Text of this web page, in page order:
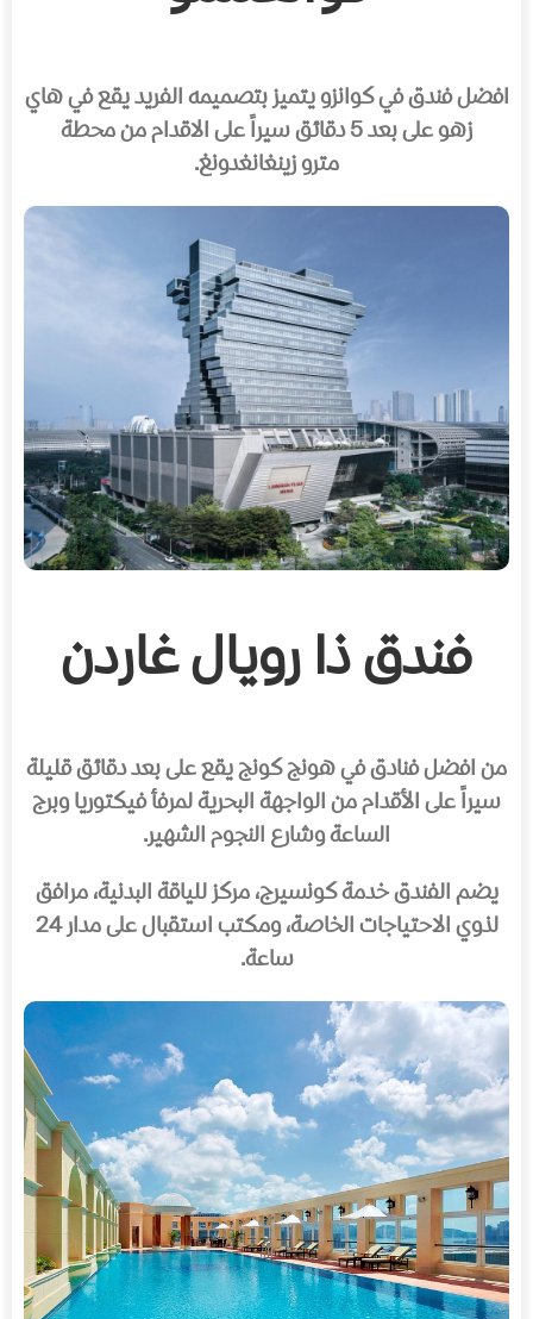
افضل فندق في كوانزو يتميز بتصميمه الفريد يقع في هاي
زهو على بعد 5 دقائق سيراً على الاقدام من محطة
مترو زينغانغدونغ.
فندق ذا رويال غاردن
من افضل فنادق في هونج كونج يقع على بعد دقائق قليلة
سيراً على الأقدام من الواجهة البحرية لمرفأ فيكتوريا وبرج
الساعة وشارع النجوم الشهير.
يضم الفندق خدمة كونسيرج، مركز للياقة البدنية، مرافق
لذوي الاحتياجات الخاصة، ومكتب استقبال على مدار 24
ساعة.